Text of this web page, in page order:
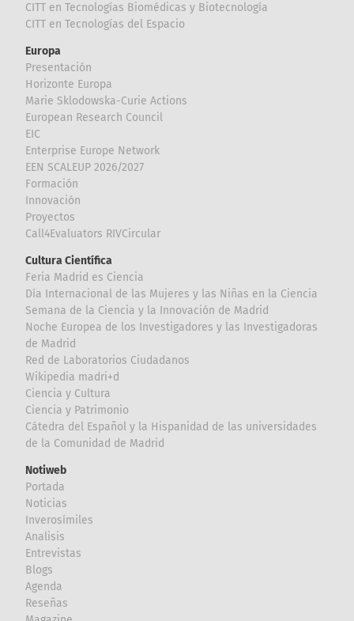
CITT en Tecnologías Biomédicas y Biotecnología
CITT en Tecnologías del Espacio
Europa
Presentación
Horizonte Europa
Marie Sklodowska-Curie Actions
European Research Council
EIC
Enterprise Europe Network
EEN SCALEUP 2026/2027
Formación
Innovación
Proyectos
Call4Evaluators RIVCircular
Cultura Científica
Feria Madrid es Ciencia
Día Internacional de las Mujeres y las Niñas en la Ciencia
Semana de la Ciencia y la Innovación de Madrid
Noche Europea de los Investigadores y las Investigadoras
de Madrid
Red de Laboratorios Ciudadanos
Wikipedia madri+d
Ciencia y Cultura
Ciencia y Patrimonio
Cátedra del Español y la Hispanidad de las universidades
de la Comunidad de Madrid
Notiweb
Portada
Noticias
Inverosímiles
Analisis
Entrevistas
Blogs
Agenda
Reseñas